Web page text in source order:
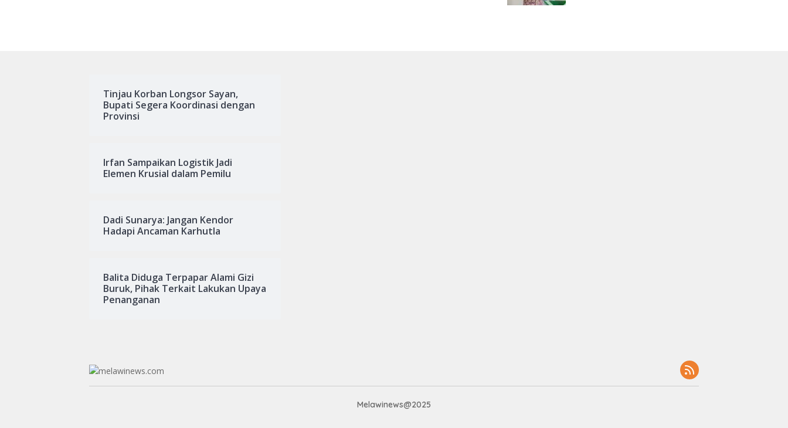
Tinjau Korban Longsor Sayan,
Bupati Segera Koordinasi dengan
Provinsi
Irfan Sampaikan Logistik Jadi
Elemen Krusial dalam Pemilu
Dadi Sunarya: Jangan Kendor
Hadapi Ancaman Karhutla
Balita Diduga Terpapar Alami Gizi
Buruk, Pihak Terkait Lakukan Upaya
Penanganan
Melawinews@2025